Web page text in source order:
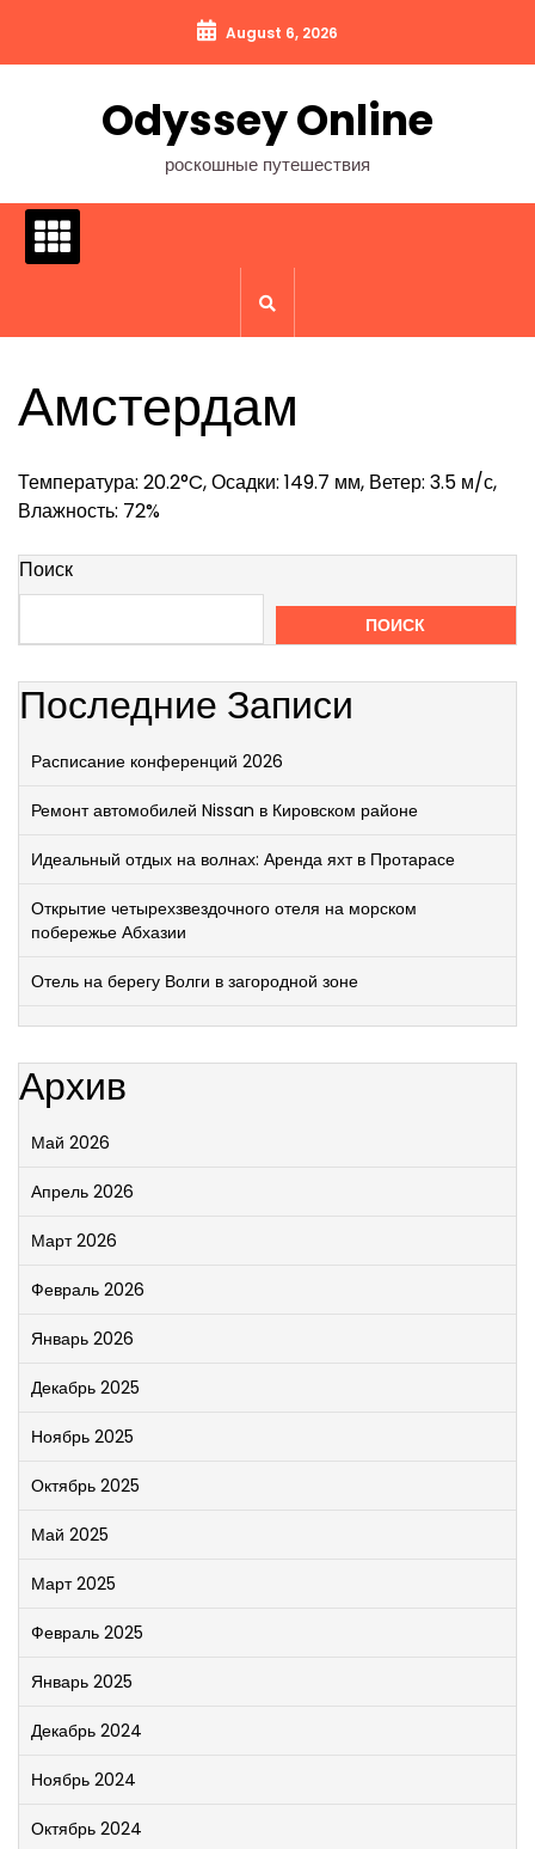
содержимому
August 6, 2026
Odyssey Online
роскошные путешествия
Амстердам
Температура: 20.2°C, Осадки: 149.7 мм, Ветер: 3.5 м/с,
Влажность: 72%
Поиск
ПОИСК
Последние Записи
Расписание конференций 2026
Ремонт автомобилей Nissan в Кировском районе
Идеальный отдых на волнах: Аренда яхт в Протарасе
Открытие четырехзвездочного отеля на морском
побережье Абхазии
Отель на берегу Волги в загородной зоне
Архив
Май 2026
Апрель 2026
Март 2026
Февраль 2026
Январь 2026
Декабрь 2025
Ноябрь 2025
Октябрь 2025
Май 2025
Март 2025
Февраль 2025
Январь 2025
Декабрь 2024
Ноябрь 2024
Октябрь 2024